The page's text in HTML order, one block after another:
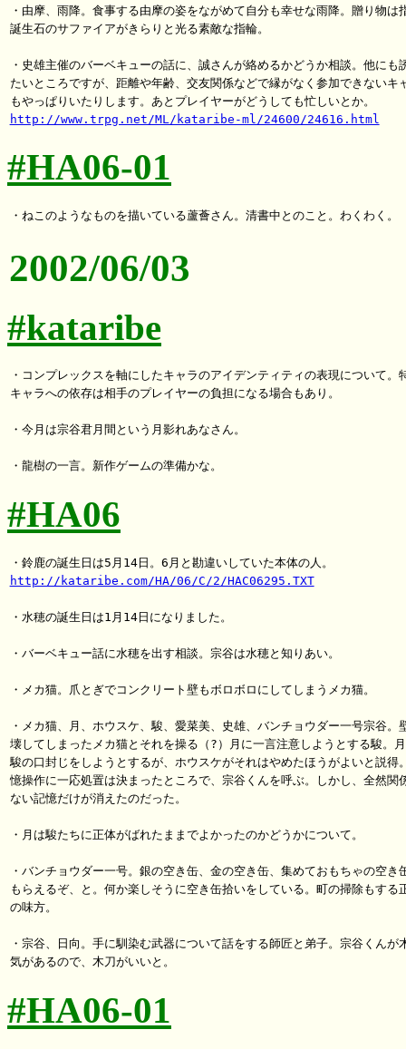
・由摩、雨降。食事する由摩の姿をながめて自分も幸せな雨降。贈り物は
誕生石のサファイアがきらりと光る素敵な指輪。
・史雄主催のバーベキューの話に、誠さんが絡めるかどうか相談。他にも
たいところですが、距離や年齢、交友関係などで縁がなく参加できないキ
http://www.trpg.net/ML/kataribe-ml/24600/24616.html
#HA06-01
2002/06/03
#kataribe
・コンプレックスを軸にしたキャラのアイデンティティの表現について。
キャラへの依存は相手のプレイヤーの負担になる場合もあり。
・今月は宗谷君月間という月影れあなさん。
#HA06
http://kataribe.com/HA/06/C/2/HAC06295.TXT
・水穂の誕生日は1月14日になりました。
・バーベキュー話に水穂を出す相談。宗谷は水穂と知りあい。
・メカ猫。爪とぎでコンクリート壁もボロボロにしてしまうメカ猫。
・メカ猫、月、ホウスケ、駿、愛菜美、史雄、バンチョウダー一号宗谷。
壊してしまったメカ猫とそれを操る（?）月に一言注意しようとする駿。
駿の口封じをしようとするが、ホウスケがそれはやめたほうがよいと説得
憶操作に一応処置は決まったところで、宗谷くんを呼ぶ。しかし、全然関
ない記憶だけが消えたのだった。
・月は駿たちに正体がばれたままでよかったのかどうかについて。
・バンチョウダー一号。銀の空き缶、金の空き缶、集めておもちゃの空き
もらえるぞ、と。何か楽しそうに空き缶拾いをしている。町の掃除もする
の味方。
・宗谷、日向。手に馴染む武器について話をする師匠と弟子。宗谷くんが
#HA06-01